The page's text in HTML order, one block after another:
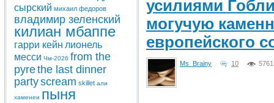
усилиями
могучую
европейского
Ms_Brainy 10 5761
сырский михаил федоров
владимир зеленский
килиан мбаппе
гарри кейн лионель
месси Чм-2026 from the
pyrethe last dinner
partyscream skillet али
хаменеи пыня